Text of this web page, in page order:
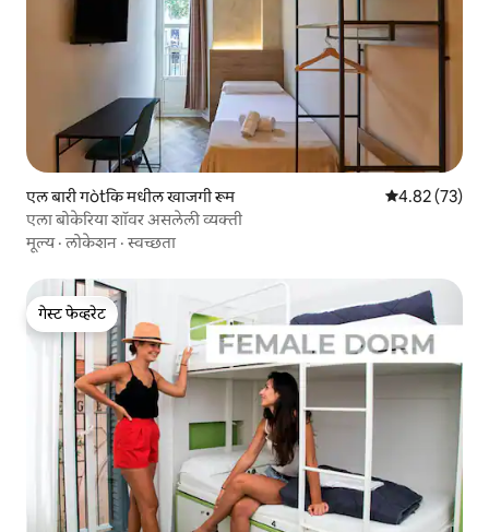
एल बारी गòtिक मधील खाजगी रूम 5 पैकी 4.82
4.82 (73)
एला बोकेरिया शॉवर असलेली व्यक्ती
मूल्य·लोकेशन ·स्वच्छता
गेस्ट फेव्हरेट
गेस्ट फेव्हरेट